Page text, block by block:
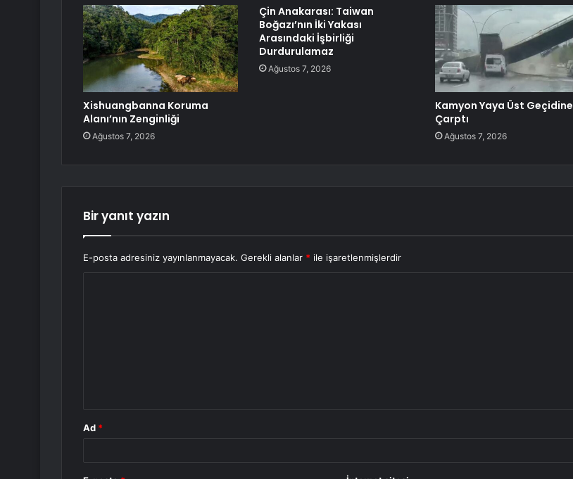
Xishuangbanna Koruma
Alanı’nın Zenginliği
Ağustos 7, 2026
Çin Anakarası: Taiwan
Boğazı’nın İki Yakası
Arasındaki İşbirliği
Durdurulamaz
Ağustos 7, 2026
Kamyon Yaya Üst Geçidine
Çarptı
Ağustos 7, 2026
Bir yanıt yazın
E-posta adresiniz yayınlanmayacak. Gerekli alanlar * ile işaretlenmişlerdir
Ad *